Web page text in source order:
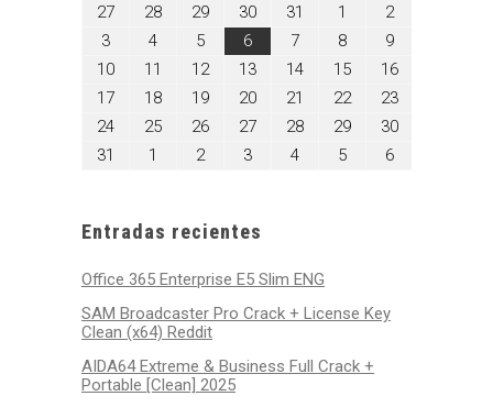
27julio
28julio
29julio
29,
30julio
30,
31 1
agosto
2026
2agosto
2,
2026
3agosto
3,
2026
4agosto
4,
2026
5agosto
5,
2026
6agosto
6,
2026
7agosto
7,
2026
8agosto
8,
2026
9agosto
9,
2026
10agosto
10,
11
agosto
2026
12agosto
2026
13agosto
2026
14agosto
2026
15agosto
2026
16agosto
2026
17agosto
2026
18agosto
18,
2026
19agosto
2026
20agosto
20,
2026
21
agosto
2026
22agosto
2026
23agosto
23,
2026
24agosto
25agosto
26agosto
27agosto
28agosto
29agosto
30agosto
31
agosto
1
septiembre
2septiembre
3septiembre
4septiembre
5septiembre
6septiembre
Entradas recientes
Office 365 Enterprise E5 Slim ENG
SAM Broadcaster Pro Crack + License Key
Clean (x64) Reddit
AIDA64 Extreme & Business Full Crack +
Portable [Clean] 2025